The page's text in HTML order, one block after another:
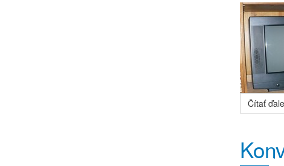
Čítať